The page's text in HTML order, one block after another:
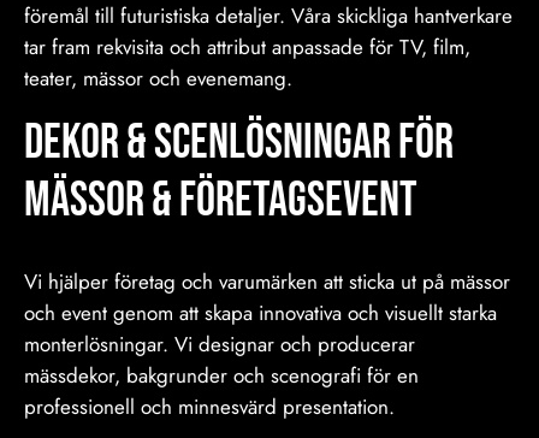
föremål till futuristiska detaljer. Våra skickliga hantverkare
tar fram rekvisita och attribut anpassade för TV, film,
teater, mässor och evenemang.
Dekor & Scenlösningar för
Mässor & Företagsevent
Vi hjälper företag och varumärken att sticka ut på mässor
och event genom att skapa innovativa och visuellt starka
monterlösningar. Vi designar och producerar
mässdekor, bakgrunder och scenografi för en
professionell och minnesvärd presentation.